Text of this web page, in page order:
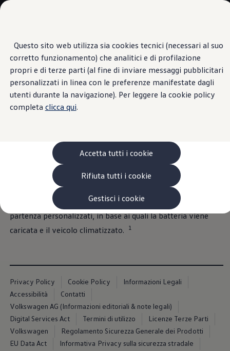
Questo sito web utilizza sia cookies tecnici (necessari al suo
corretto funzionamento) che analitici e di profilazione
propri e di terze parti (al fine di inviare messaggi pubblicitari
personalizzati in linea con le preferenze manifestate dagli
utenti durante la navigazione). Per leggere la cookie policy
completa clicca qui.
Accetta tutti i cookie
Rifiuta tutti i cookie
Gestisci i cookie
Passa ai
contenuti
principali
Passa
a
fondo
pagina
VanLife
Pick-up
Veicoli Commerciali Elettrici
Van
Modelli precedenti
Confronta i modelli
Configurazioni salvate
Volkswagen Auto
Acquista il tuo Veicolo Volkswagen
Ecoincentivi Volkswagen
5 Plus
Usato Certificato
Garanzia Usato
Assicurazioni
Clienti Business
Gamma, promozioni e servizi
Service Flotte
Area Contatti Clienti Business
Servizi Finanziari
Noleggio
Servizi Assicurativi
Polizza Protezione Credito
Assicurazione GAP Protezioneventi
Estensione Garanzia Usato
Furto e incendio
Sistemi di Identificazione Veicolo
Safe inMotion e Capital Safe +
Allestimenti e personalizzazioni
Orari di partenza
Decidi tu quando partire:
sempre pronto e
puntuale
Puoi impostare nel sistema di infotainment orari di
partenza personalizzati, in base ai quali la batteria viene
caricata e il veicolo climatizzato.⁠
1
Privacy Policy Cookie Policy
Informazioni Legali
Accessibilità
Contatti
Volkswagen AG (Informazioni editoriali & note legali)
Digital Services Act
Termini di utilizzo
Licenze Terze Parti
Volkswagen
Regolamento Sicurezza Generale dei Prodotti
EU Data Act
Informativa Privacy sulla sicurezza stradale